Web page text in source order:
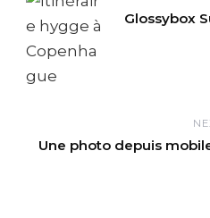
P
o
s
Glossybox
Une photo depuis mobile